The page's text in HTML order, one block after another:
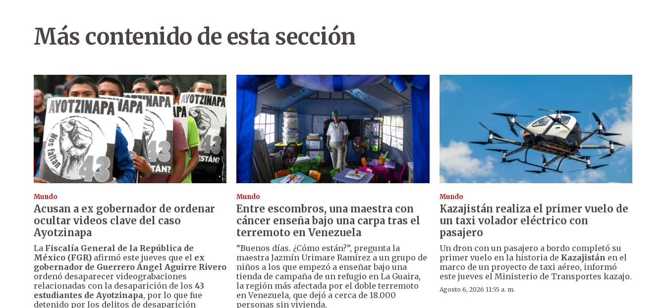
Más contenido de esta sección
Mundo
Acusan a ex gobernador de ordenar
ocultar videos clave del caso
Ayotzinapa
La Fiscalía General de la República de
México (FGR) afirmó este jueves que el ex
gobernador de Guerrero Ángel Aguirre Rivero
ordenó desaparecer videograbaciones
relacionadas con la desaparición de los 43
estudiantes de Ayotzinapa, por lo que fue
detenido por los delitos de desaparición
Mundo
Entre escombros, una maestra con
cáncer enseña bajo una carpa tras el
terremoto en Venezuela
“Buenos días. ¿Cómo están?”, pregunta la
maestra Jazmín Urimare Ramírez a un grupo de
niños a los que empezó a enseñar bajo una
tienda de campaña de un refugio en La Guaira,
la región más afectada por el doble terremoto
en Venezuela, que dejó a cerca de 18.000
personas sin vivienda.
Mundo
Kazajistán realiza el primer vuelo de
un taxi volador eléctrico con
pasajero
Un dron con un pasajero a bordo completó su
primer vuelo en la historia de Kazajistán en el
marco de un proyecto de taxi aéreo, informó
este jueves el Ministerio de Transportes kazajo.
Agosto 6, 2026 11:55 a. m.